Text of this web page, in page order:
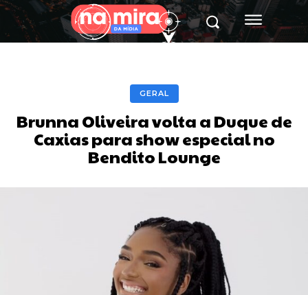
GERAL
Brunna Oliveira volta a Duque de
Caxias para show especial no
Bendito Lounge